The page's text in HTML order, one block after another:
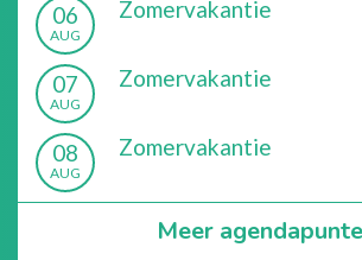
06
AUG
Zomervakantie
07
AUG
Zomervakantie
08
AUG
Zomervakantie
Meer